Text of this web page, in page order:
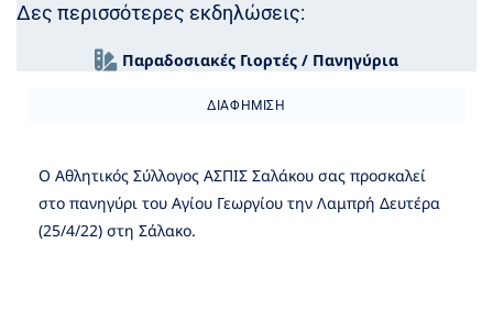
Δες περισσότερες εκδηλώσεις:
Παραδοσιακές Γιορτές / Πανηγύρια
ΔΙΑΦΉΜΙΣΗ
Ο Αθλητικός Σύλλογος ΑΣΠΙΣ Σαλάκου σας προσκαλεί
στο πανηγύρι του Αγίου Γεωργίου την Λαμπρή Δευτέρα
(25/4/22) στη Σάλακο.